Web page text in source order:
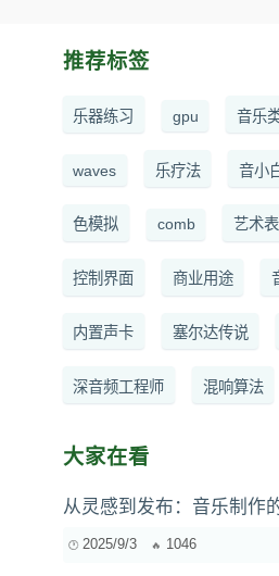
推荐标签
乐器练习 gpu 音乐
waves 乐疗法 音小
色模拟 comb 艺术
控制界面 商业用途
内置声卡 塞尔达传说
深音频工程师 混响算法
大家在看
从灵感到发布：音乐制作
2025/9/3 1046